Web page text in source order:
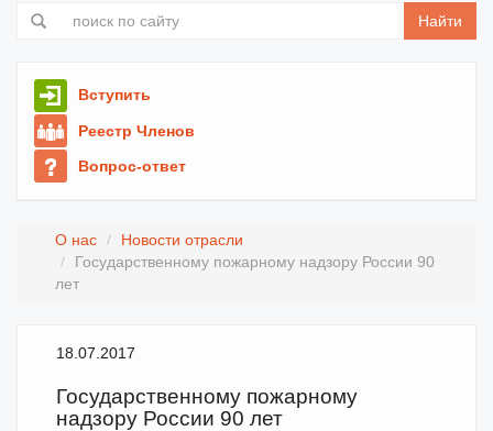
Найти
Вступить
Реестр Членов
Вопрос-ответ
О нас
Новости отрасли
Государственному пожарному надзору России 90
лет
18.07.2017
Государственному пожарному
надзору России 90 лет